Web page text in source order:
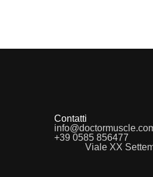
Contatti
+39 0585 856477
Viale XX